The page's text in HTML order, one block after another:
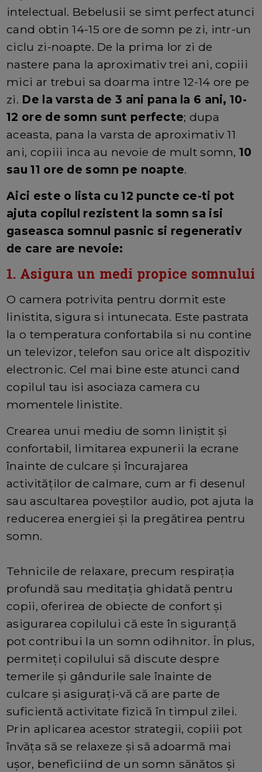
intelectual. Bebelusii se simt perfect atunci
cand obtin 14-15 ore de somn pe zi, intr-un
ciclu zi-noapte. De la prima lor zi de
nastere pana la aproximativ trei ani, copiii
mici ar trebui sa doarma intre 12-14 ore pe
zi. De la varsta de 3 ani pana la 6 ani, 10-
12 ore de somn sunt perfecte; dupa
aceasta, pana la varsta de aproximativ 11
ani, copiii inca au nevoie de mult somn,10
sau 11 ore de somn pe noapte.
Aici este o lista cu 12 puncte ce-ti pot
ajuta copilul rezistent la somn sa isi
gaseasca somnul pasnic si regenerativ
de care are nevoie:
1. Asigura un medi propice somnului
O camera potrivita pentru dormit este
linistita, sigura si intunecata. Este pastrata
la o temperatura confortabila si nu contine
un televizor, telefon sau orice alt dispozitiv
electronic. Cel mai bine este atunci cand
copilul tau isi asociaza camera cu
momentele linistite.
Crearea unui mediu de somn liniștit și
confortabil, limitarea expunerii la ecrane
înainte de culcare și încurajarea
activităților de calmare, cum ar fi desenul
sau ascultarea poveștilor audio, pot ajuta la
reducerea energiei și la pregătirea pentru
somn.
Tehnicile de relaxare, precum respirația
profundă sau meditația ghidată pentru
copii, oferirea de obiecte de confort și
asigurarea copilului că este în siguranță
pot contribui la un somn odihnitor. În plus,
permiteți copilului să discute despre
temerile și gândurile sale înainte de
culcare și asigurați-vă că are parte de
suficientă activitate fizică în timpul zilei.
Prin aplicarea acestor strategii, copiii pot
învăța să se relaxeze și să adoarmă mai
ușor, beneficiind de un somn sănătos și